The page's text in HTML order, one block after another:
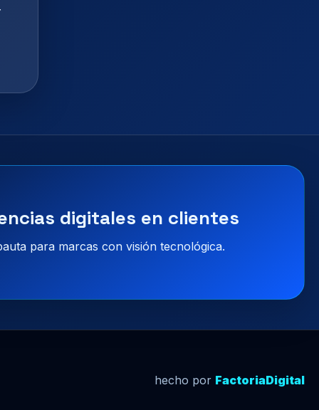
digitales en clientes
para marcas con visión tecnológica.
hecho por FactoriaDigital